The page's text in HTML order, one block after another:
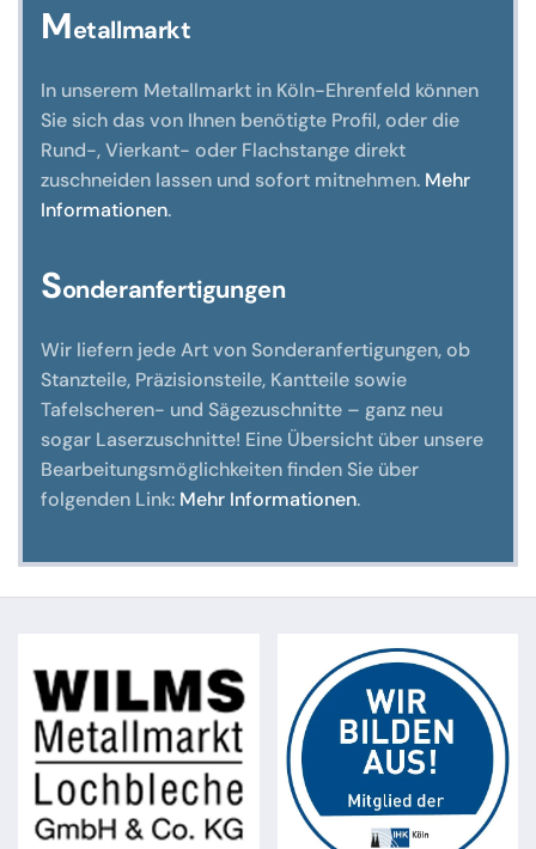
Metallmarkt
In unserem Metallmarkt in Köln-Ehrenfeld können
Sie sich das von Ihnen benötigte Profil, oder die
Rund-, Vierkant- oder Flachstange direkt
zuschneiden lassen und sofort mitnehmen. Mehr
Informationen.
Sonderanfertigungen
Wir liefern jede Art von Sonderanfertigungen, ob
Stanzteile, Präzisionsteile, Kantteile sowie
Tafelscheren- und Sägezuschnitte – ganz neu
sogar Laserzuschnitte! Eine Übersicht über unsere
Bearbeitungsmöglichkeiten finden Sie über
folgenden Link: Mehr Informationen.